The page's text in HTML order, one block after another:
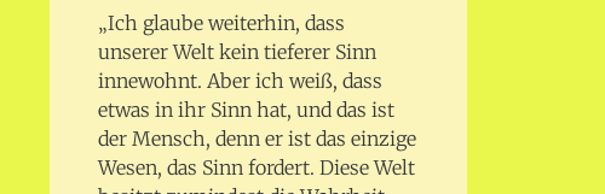
„Ich glaube weiterhin, dass
unserer Welt kein tieferer Sinn
innewohnt. Aber ich weiß, dass
etwas in ihr Sinn hat, und das ist
der Mensch, denn er ist das einzige
Wesen, das Sinn fordert. Diese Welt